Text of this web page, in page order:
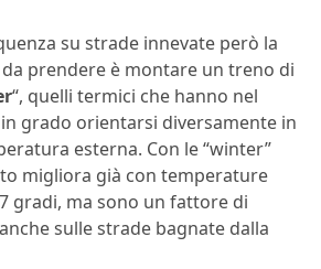
su strade innevate però la
prendere è montare un treno di
“, quelli termici che hanno nel
grado orientarsi diversamente in
esterna. Con le “winter”
migliora già con temperature
gradi, ma sono un fattore di
sulle strade bagnate dalla